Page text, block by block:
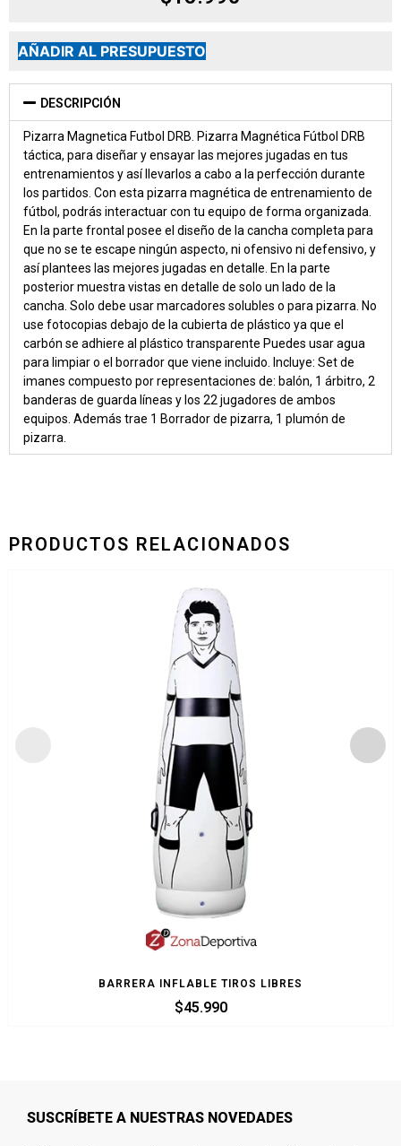
AÑADIR AL PRESUPUESTO
DESCRIPCIÓN
Pizarra Magnetica Futbol DRB. Pizarra Magnética Fútbol DRB
táctica, para diseñar y ensayar las mejores jugadas en tus
entrenamientos y así llevarlos a cabo a la perfección durante
los partidos. Con esta pizarra magnética de entrenamiento de
fútbol, podrás interactuar con tu equipo de forma organizada.
En la parte frontal posee el diseño de la cancha completa para
que no se te escape ningún aspecto, ni ofensivo ni defensivo, y
así plantees las mejores jugadas en detalle. En la parte
posterior muestra vistas en detalle de solo un lado de la
cancha. Solo debe usar marcadores solubles o para pizarra. No
use fotocopias debajo de la cubierta de plástico ya que el
carbón se adhiere al plástico transparente Puedes usar agua
para limpiar o el borrador que viene incluido. Incluye: Set de
imanes compuesto por representaciones de: balón, ​​1 árbitro, 2
banderas de guarda líneas y los 22 jugadores de ambos
equipos. Además trae 1 Borrador de pizarra, 1 plumón de
pizarra.
PRODUCTOS RELACIONADOS
BARRERA INFLABLE TIROS LIBRES
$45.990
SUSCRÍBETE A NUESTRAS NOVEDADES